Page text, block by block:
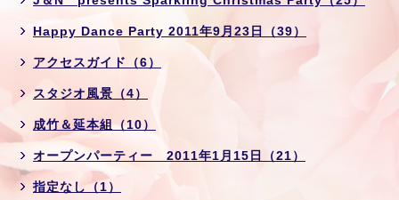
Happy Dance Party 2011年9月23日（39）
アクセスガイド（6）
スタジオ風景（4）
成竹＆延本組（10）
オープンパーティー 2011年1月15日（21）
指定なし（1）